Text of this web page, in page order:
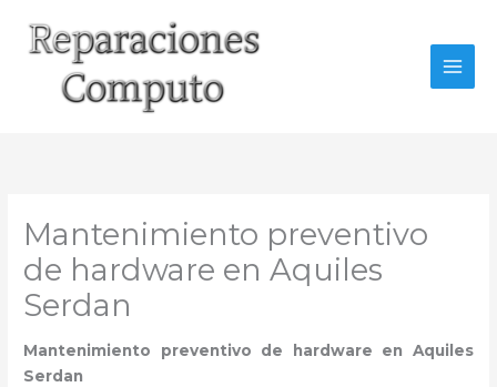
contenido
Mantenimiento preventivo
de hardware en Aquiles
Serdan
Mantenimiento preventivo de hardware en Aquiles
Serdan